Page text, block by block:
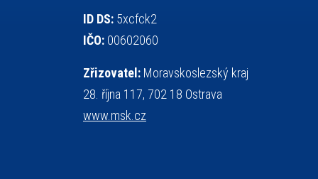
událost
volejbal
vzpírání
zeměpis základy společenských věd
zápas řeckořímský úřední deska
český jazyk
ID DS: 5xcfck2
IČO: 00602060
Zřizovatel: Moravskoslezský kraj
28. října 117, 702 18 Ostrava
www.msk.cz